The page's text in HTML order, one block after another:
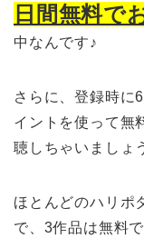
日間無料で
中なんです♪
さらに、登録時に
イントを使って無
聴しちゃいましょ
ほとんどのハリポ
で、3作品は無料